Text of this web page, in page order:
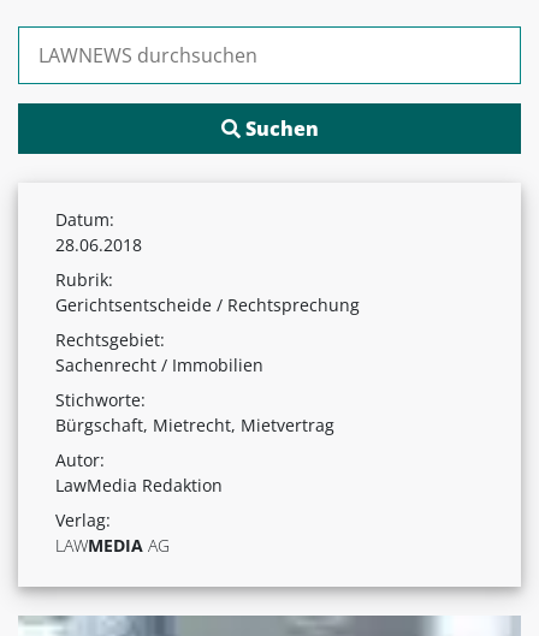
Datum:
28.06.2018
Rubrik:
Gerichtsentscheide / Rechtsprechung
Rechtsgebiet:
Sachenrecht / Immobilien
Stichworte:
Bürgschaft, Mietrecht, Mietvertrag
Autor:
LawMedia Redaktion
Verlag:
LAWMEDIA AG